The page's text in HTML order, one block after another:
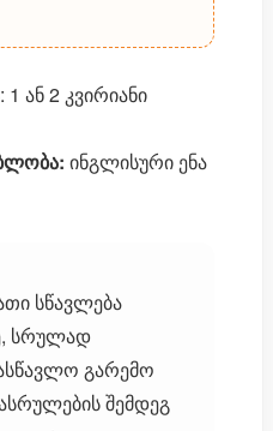
ან 2 კვირიანი
ინგლისური ენა
სწავლება
სრულად
გარემო
შემდეგ